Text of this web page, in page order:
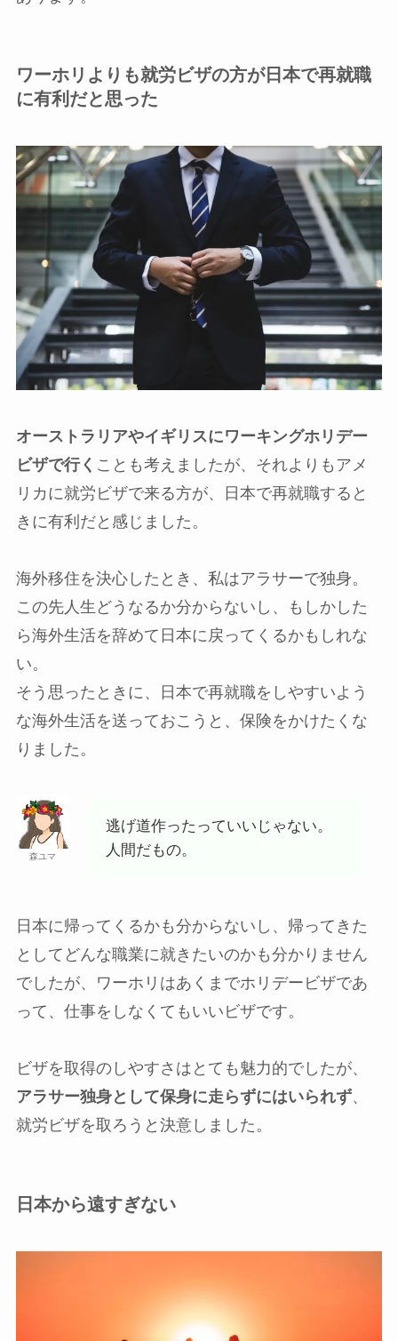
ワーホリよりも就労ビザの方が日本で再就職
に有利だと思った
オーストラリアやイギリスにワーキングホリデー
ビザで行く ことも考えましたが、それよりも アメ
リカに就労ビザで来る方が、日本で再就職すると
きに有利 だと感じました。
海外移住を決心したとき、私はアラサーで独身。
この先人生どうなるか分からないし、もしかした
ら海外生活を辞めて日本に戻ってくるかもしれな
い。
そう思ったときに、
日本で再就職をしやすいよう
な海外生活を送っておこうと、保険をかけたくな
りました。
森ユマ
逃げ道作ったっていいじゃない。
人間だもの。
日本に帰ってくるかも分からないし、帰ってきた
としてどんな職業に就きたいのかも分かりません
でしたが、ワーホリはあくまでホリデービザであ
って、仕事をしなくてもいいビザです。
ビザを取得のしやすさはとても魅力的でしたが、
アラサー独身として保身に走らずにはいられず、
就労ビザを取ろうと決意しました。
日本から遠すぎない